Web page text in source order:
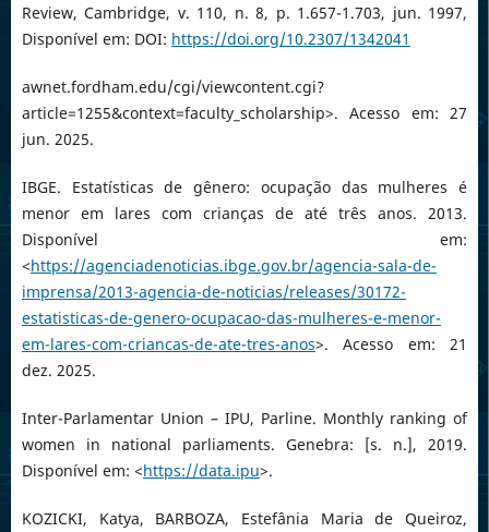
Review, Cambridge, v. 110, n. 8, p. 1.657-1.703, jun. 1997,
Disponível em: DOI: https://doi.org/10.2307/1342041
awnet.fordham.edu/cgi/viewcontent.cgi?
article=1255&context=faculty_scholarship>. Acesso em: 27
jun. 2025.
IBGE. Estatísticas de gênero: ocupação das mulheres é
menor em lares com crianças de até três anos. 2013.
Disponível em:
<https://agenciadenoticias.ibge.gov.br/agencia-sala-de-
imprensa/2013-agencia-de-noticias/releases/30172-
estatisticas-de-genero-ocupacao-das-mulheres-e-menor-
em-lares-com-criancas-de-ate-tres-anos>. Acesso em: 21
dez. 2025.
Inter-Parlamentar Union – IPU, Parline. Monthly ranking of
women in national parliaments. Genebra: [s. n.], 2019.
Disponível em: <https://data.ipu>.
KOZICKI, Katya, BARBOZA, Estefânia Maria de Queiroz,